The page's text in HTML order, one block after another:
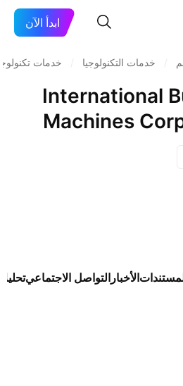
ابدأ الآن
خدمات التكنولوجيا خدمات
International
Machines
الأخبار التواصل الاجتماعي